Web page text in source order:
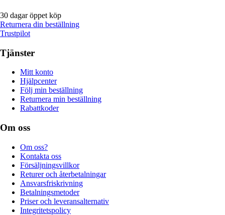
30 dagar öppet köp
Returnera din beställning
Trustpilot
Tjänster
Mitt konto
Hjälpcenter
Följ min beställning
Returnera min beställning
Rabattkoder
Om oss
Om oss?
Kontakta oss
Försäljningsvillkor
Returer och återbetalningar
Ansvarsfriskrivning
Betalningsmetoder
Priser och leveransalternativ
Integritetspolicy